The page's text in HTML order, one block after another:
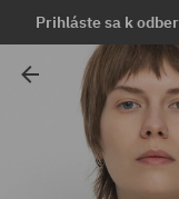
Prihláste sa k